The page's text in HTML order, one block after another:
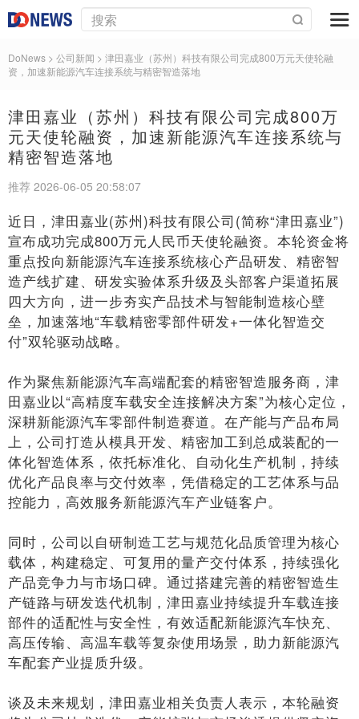
DoNews > 公司新闻 > 津田嘉业（苏州）科技有限公司完成800万元天使轮融
资，加速新能源汽车连接系统与精密智造落地
津田嘉业（苏州）科技有限公司完成800万
元天使轮融资，加速新能源汽车连接系统与
精密智造落地
推荐 2026-06-05 20:58:07
近日，津田嘉业(苏州)科技有限公司(简称“津田嘉业”)
宣布成功完成800万元人民币天使轮融资。本轮资金将
重点投向新能源汽车连接系统核心产品研发、精密智
造产线扩建、研发实验体系升级及头部客户渠道拓展
四大方向，进一步夯实产品技术与智能制造核心壁
垒，加速落地“车载精密零部件研发+一体化智造交
付”双轮驱动战略。
作为聚焦新能源汽车高端配套的精密智造服务商，津
田嘉业以“高精度车载安全连接解决方案”为核心定位，
深耕新能源汽车零部件制造赛道。在产能与产品布局
上，公司打造从模具开发、精密加工到总成装配的一
体化智造体系，依托标准化、自动化生产机制，持续
优化产品良率与交付效率，凭借稳定的工艺体系与品
控能力，高效服务新能源汽车产业链客户。
同时，公司以自研制造工艺与规范化品质管理为核心
载体，构建稳定、可复用的量产交付体系，持续强化
产品竞争力与市场口碑。通过搭建完善的精密智造生
产链路与研发迭代机制，津田嘉业持续提升车载连接
部件的适配性与安全性，有效适配新能源汽车快充、
高压传输、高温车载等复杂使用场景，助力新能源汽
车配套产业提质升级。
谈及未来规划，津田嘉业相关负责人表示，本轮融资